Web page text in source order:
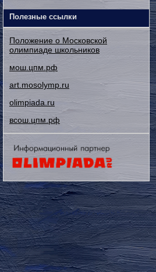
Полезные ссылки
Положение о Московской
олимпиаде школьников
мош.цпм.рф
art.mosolymp.ru
olimpiada.ru
всош.цпм.рф